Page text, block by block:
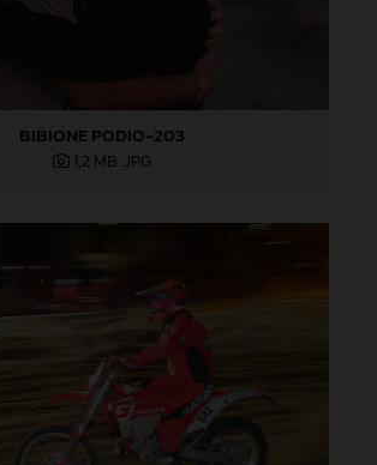
BIBIONE PODIO-203
1,2 MB .JPG